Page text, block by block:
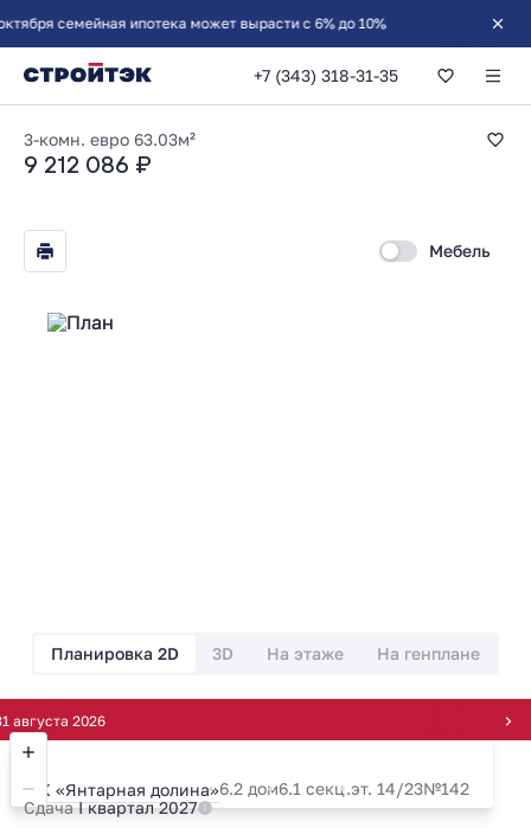
семейная ипотека может вырасти с 6% до 10%
+7 (343) 318-31-35
2-комнатная
3-комн. евро 63.03м²
9 212 086 ₽
2026
Мебель
Планировка 2D 3D На этаже На генплане
ЖК «Янтарная долина»6.2 дом6.1 секц.эт. 14/23№142
СдачаI квартал 2027